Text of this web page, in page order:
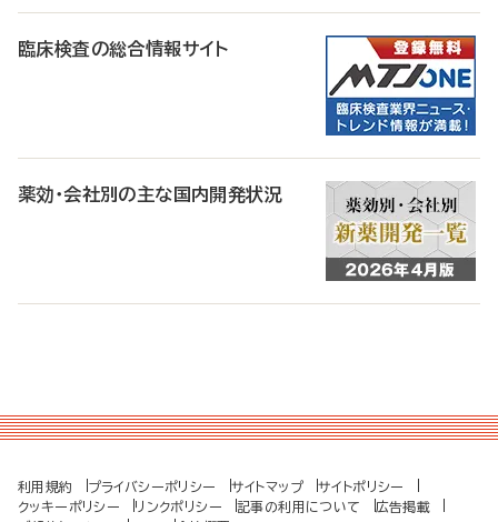
臨床検査の総合情報サイト
薬効・会社別の主な国内開発状況
利用規約 プライバシーポリシー サイトマップ
サイトポリシー
クッキーポリシー
リンクポリシー 記事の利用について
広告掲載